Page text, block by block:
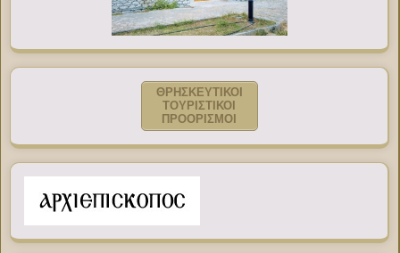
ΘΡΗΣΚΕΥΤΙΚΟΙ
ΤΟΥΡΙΣΤΙΚΟΙ
ΠΡΟΟΡΙΣΜΟΙ